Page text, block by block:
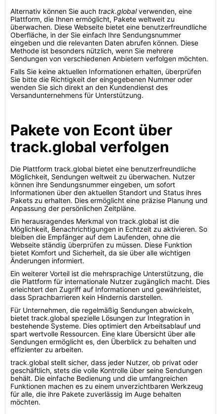
Alternativ können Sie auch track.globalverwenden, eine
Plattform, die Ihnen ermöglicht, Pakete weltweit zu
überwachen. Diese Webseite bietet eine benutzerfreundliche
Oberfläche, in der Sie einfach Ihre Sendungsnummer
eingeben und die relevanten Daten abrufen können. Diese
Methode ist besonders nützlich, wenn Sie mehrere
Sendungen von verschiedenen Anbietern verfolgen möchten.
Falls Sie keine aktuellen Informationen erhalten, überprüfen
Sie bitte die Richtigkeit der eingegebenen Nummer oder
wenden Sie sich direkt an den Kundendienst des
Versandunternehmens für Unterstützung.
Pakete von Econt über
track.global verfolgen
Die Plattform track.global bietet eine benutzerfreundliche
Möglichkeit, Sendungen weltweit zu überwachen. Nutzer
können ihre Sendungsnummer eingeben, um sofort
Informationen über den aktuellen Standort und Status ihres
Pakets zu erhalten. Dies ermöglicht eine präzise Planung und
Anpassung der persönlichen Zeitpläne.
Ein herausragendes Merkmal von track.global ist die
Möglichkeit, Benachrichtigungen in Echtzeit zu aktivieren. So
bleiben die Empfänger auf dem Laufenden, ohne die
Webseite ständig überprüfen zu müssen. Diese Funktion
bietet Komfort und Sicherheit, da sie über alle wichtigen
Änderungen informiert.
Ein weiterer Vorteil ist die mehrsprachige Unterstützung, die
die Plattform für internationale Nutzer zugänglich macht. Dies
erleichtert den Zugriff auf Informationen und gewährleistet,
dass Sprachbarrieren kein Hindernis darstellen.
Für Unternehmen, die regelmäßig Sendungen abwickeln,
bietet track.global spezielle Lösungen zur Integration in
bestehende Systeme. Dies optimiert den Arbeitsablauf und
spart wertvolle Ressourcen. Eine klare Übersicht über alle
Sendungen ermöglicht es, den Überblick zu behalten und
effizienter zu arbeiten.
track.global stellt sicher, dass jeder Nutzer, ob privat oder
geschäftlich, stets die volle Kontrolle über seine Sendungen
behält. Die einfache Bedienung und die umfangreichen
Funktionen machen es zu einem unverzichtbaren Werkzeug
für alle, die ihre Pakete zuverlässig im Auge behalten
möchten.